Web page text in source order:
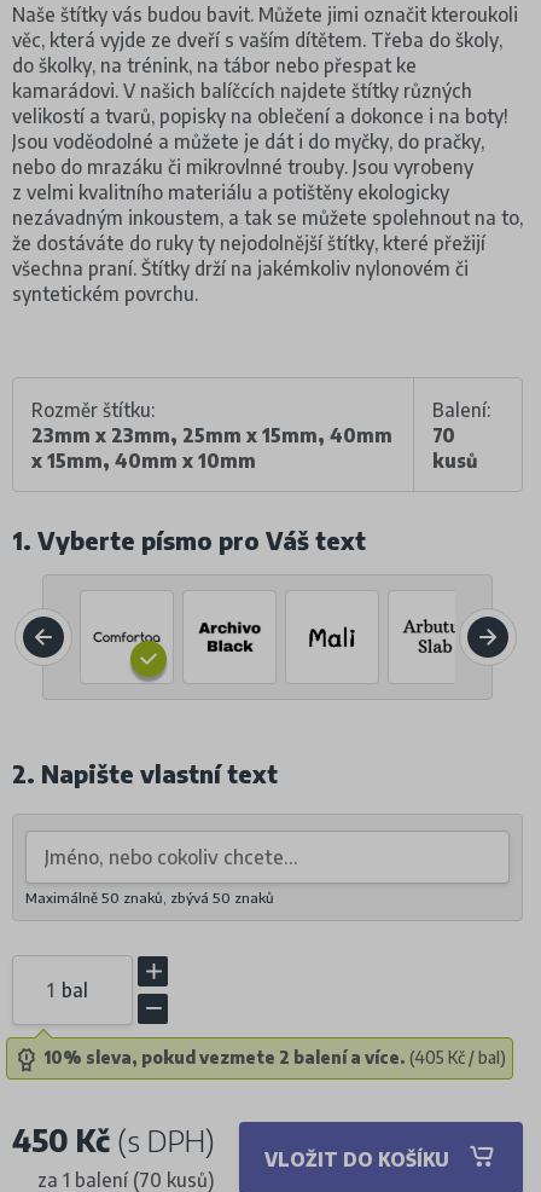
Naše štítky vás budou bavit. Můžete jimi označit kteroukoli
věc, která vyjde ze dveří s vaším dítětem. Třeba do školy,
do školky, na trénink, na tábor nebo přespat ke
kamarádovi. V našich balíčcích najdete štítky různých
velikostí a tvarů, popisky na oblečení a dokonce i na boty!
Jsou voděodolné a můžete je dát i do myčky, do pračky,
nebo do mrazáku či mikrovlnné trouby. Jsou vyrobeny
z velmi kvalitního materiálu a potištěny ekologicky
nezávadným inkoustem, a tak se můžete spolehnout na to,
že dostáváte do ruky ty nejodolnější štítky, které přežijí
všechna praní. Štítky drží na jakémkoliv nylonovém či
syntetickém povrchu.
Rozměr štítku:
23mm x 23mm, 25mm x 15mm, 40mm
x 15mm, 40mm x 10mm
Balení:
70
kusů
1. Vyberte písmo pro Váš text
2. Napište vlastní text
Maximálně 50 znaků, zbývá 50 znaků
bal
10% sleva, pokud vezmete 2 balení a více. (405 Kč / bal)
450 Kč (s DPH)
za 1 balení (70 kusů)
VLOŽIT DO KOŠÍKU